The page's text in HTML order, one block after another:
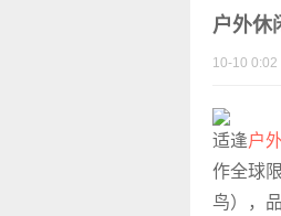
户外休
10-10 0:02
适逢户
作全球
鸟），